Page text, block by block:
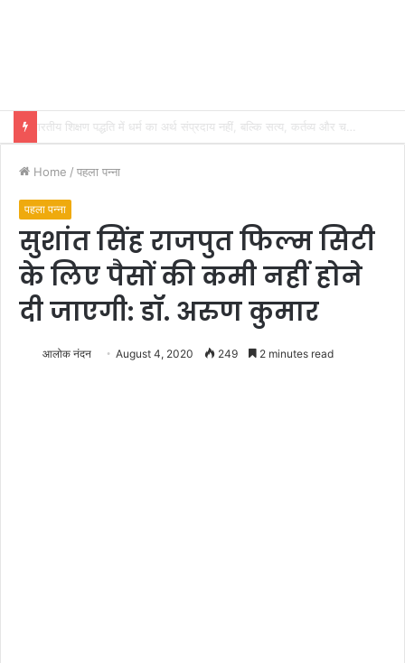
Home / पहला पन्ना
पहला पन्ना
सुशांत सिंह राजपुत फिल्म सिटी
के लिए पैसों की कमी नहीं होने
दी जाएगी: डॉ. अरुण कुमार
आलोक नंदन August 4, 2020 249 2 minutes read